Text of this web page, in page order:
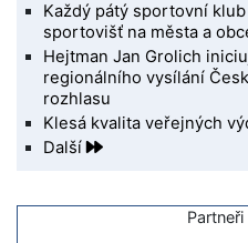
Každý pátý sportovní
sportovišť na města a
Hejtman Jan Grolich
regionálního vysílání
rozhlasu
Klesá kvalita veřejných
Další